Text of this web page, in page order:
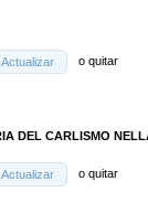
Actualizar oquitar
DEL CARLISMO
Actualizar oquitar